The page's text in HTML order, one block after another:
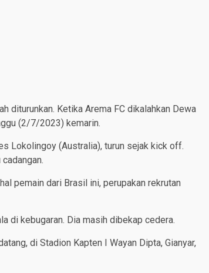
diturunkan. Ketika Arema FC dikalahkan Dewa
(2/7/2023) kemarin.
Lokolingoy (Australia), turun sejak kick off.
pemain dari Brasil ini, perupakan rekrutan
di kebugaran. Dia masih dibekap cedera.
di Stadion Kapten I Wayan Dipta, Gianyar,